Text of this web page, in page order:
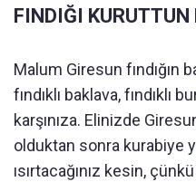
FINDIĞI KURUTTUN
Malum Giresun fındığın
fındıklı baklava, fındıklı
karşınıza. Elinizde
olduktan sonra kurabiye
ısırtacağınız kesin,